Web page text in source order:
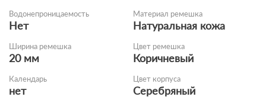
Водонепроницаемость
Нет
Материал ремешка
Натуральная кожа
Ширина ремешка
20 мм
Цвет ремешка
Коричневый
Календарь
нет
Цвет корпуса
Серебряный